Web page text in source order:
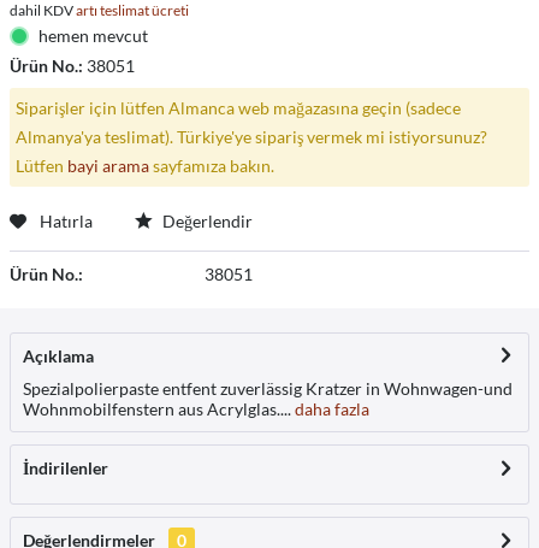
dahil KDVartı teslimat ücreti
hemen mevcut
Ürün No.: 38051
Siparişler için lütfen Almanca web mağazasına geçin (sadece
Almanya'ya teslimat). Türkiye'ye sipariş vermek mi istiyorsunuz?
Lütfen bayi aramasayfamıza bakın.
Hatırla Değerlendir
Ürün No.: 38051
Açıklama
Spezialpolierpaste entfent zuverlässig Kratzer in Wohnwagen-und
Wohnmobilfenstern aus Acrylglas....daha fazla
İndirilenler
Değerlendirmeler
0